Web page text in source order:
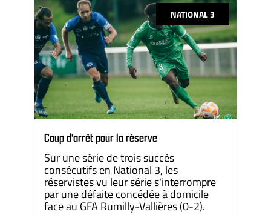
NATIONAL 3
Coup d'arrêt pour la réserve
Sur une série de trois succès
consécutifs en National 3, les
réservistes vu leur série s'interrompre
par une défaite concédée à domicile
face au GFA Rumilly-Vallières (0-2).